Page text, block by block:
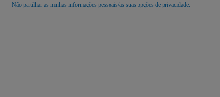
Não partilhar as minhas informações pessoais/as suas opções de privacidade.